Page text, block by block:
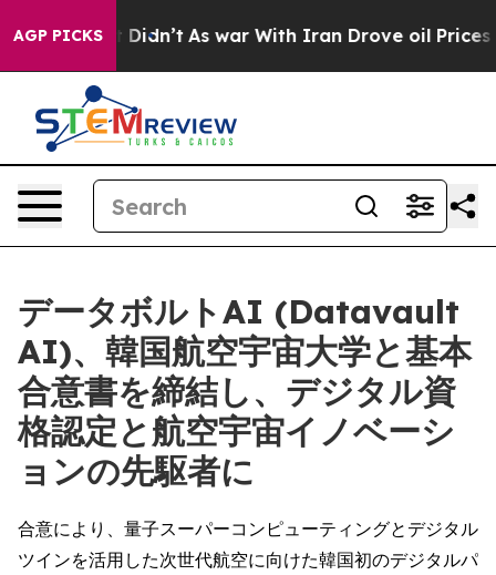
AGP PICKS
it Didn’t As war With Iran Drove oil Prices Higher,
データボルトAI (Datavault
AI)、韓国航空宇宙大学と基本
合意書を締結し、デジタル資
格認定と航空宇宙イノベーシ
ョンの先駆者に
合意により、量子スーパーコンピューティングとデジタル
ツインを活用した次世代航空に向けた韓国初のデジタルパ